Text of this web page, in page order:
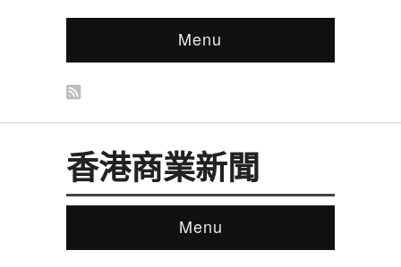
Menu
香港商業新聞
Menu